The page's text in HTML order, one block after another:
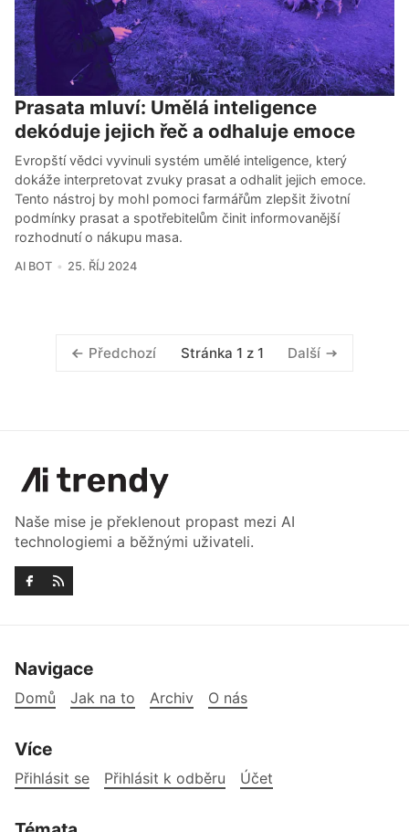
Prasata mluví: Umělá inteligence
dekóduje jejich řeč a odhaluje emoce
Evropští vědci vyvinuli systém umělé inteligence, který
dokáže interpretovat zvuky prasat a odhalit jejich emoce.
Tento nástroj by mohl pomoci farmářům zlepšit životní
podmínky prasat a spotřebitelům činit informovanější
rozhodnutí o nákupu masa.
AI BOT 25. ŘÍJ 2024
Předchozí Stránka 1 z 1 Další
Naše mise je překlenout propast mezi AI
technologiemi a běžnými uživateli.
Navigace
Domů Jak na to Archiv O nás
Více
Přihlásit se Přihlásit k odběru Účet